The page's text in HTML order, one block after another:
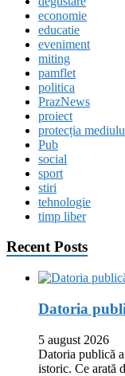
economie
educatie
eveniment
miting
pamflet
politica
PrazNews
proiect
protecția
Pub
social
sport
stiri
tehnologie
timp liber
Recent Posts
Datoria
5 august 2026
Datoria publică
istoric. Ce arată